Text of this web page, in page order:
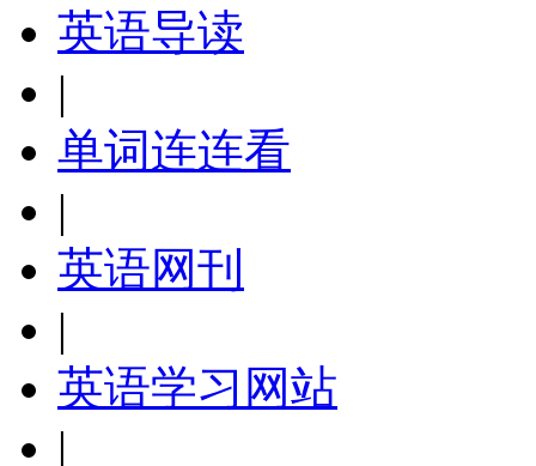
英语导读
|
单词连连看
|
英语网刊
|
英语学习网站
|